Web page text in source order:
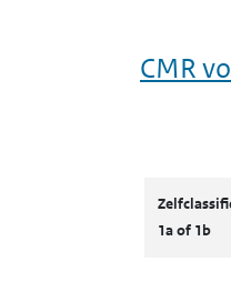
CMR
1a of 1b